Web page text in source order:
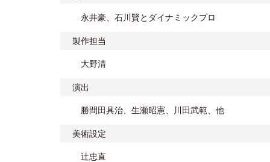
永井豪、石川賢とダイナミックプロ
製作担当
大野清
演出
勝間田具治、生瀬昭憲、川田武範、他
美術設定
辻忠直